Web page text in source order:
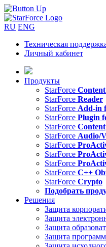
RU ENG
Техническая
Личный кабинет
Продукты
StarForce
StarForce Reader
StarForce Add-in
StarForce Plugin
StarForce Content
StarForce Audio/
StarForce
StarForce
StarForce
StarForce C++
StarForce Crypto
Подобрать
Решения
Защита
Защита
Защита
Защита